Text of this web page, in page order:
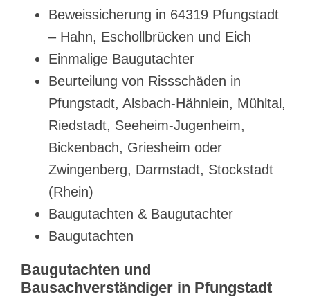
Beweissicherung in 64319 Pfungstadt
– Hahn, Eschollbrücken und Eich
Einmalige Baugutachter
Beurteilung von Rissschäden in
Pfungstadt, Alsbach-Hähnlein, Mühltal,
Riedstadt, Seeheim-Jugenheim,
Bickenbach, Griesheim oder
Zwingenberg, Darmstadt, Stockstadt
(Rhein)
Baugutachten & Baugutachter
Baugutachten
Baugutachten und
Bausachverständiger in Pfungstadt